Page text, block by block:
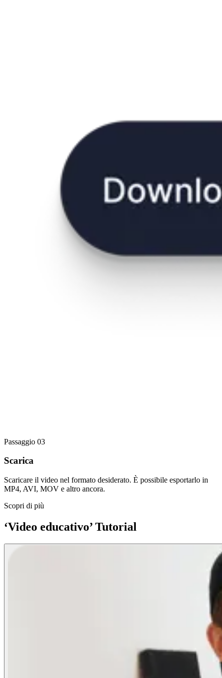
Passaggio 03
Scarica
Scaricare il video nel formato desiderato. È possibile esportarlo in
MP4, AVI, MOV e altro ancora.
Scopri di più
‘Video educativo’ Tutorial